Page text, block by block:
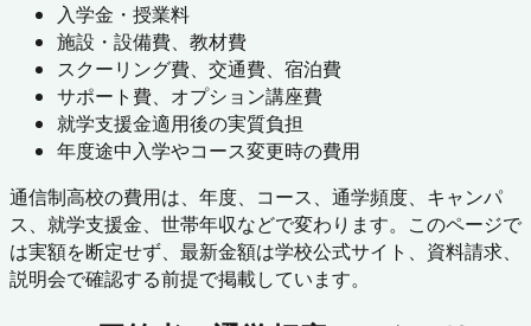
入学金・授業料
施設・設備費、教材費
スクーリング費、交通費、宿泊費
サポート費、オプション講座費
就学支援金適用後の実質負担
年度途中入学やコース変更時の費用
通信制高校の費用は、年度、コース、通学頻度、キャンパ
ス、就学支援金、世帯年収などで変わります。このページで
は実額を断定せず、最新金額は学校公式サイト、資料請求、
説明会で確認する前提で掲載しています。